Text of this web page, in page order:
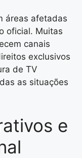
áreas afetadas
oficial. Muitas
canais
exclusivos
de TV
as situações
e